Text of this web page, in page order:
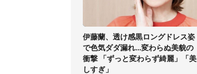
伊藤蘭、透け感黒ロングドレス姿
で色気ダダ漏れ...変わらぬ美貌の
衝撃 「ずっと変わらず綺麗」「美
しすぎ」